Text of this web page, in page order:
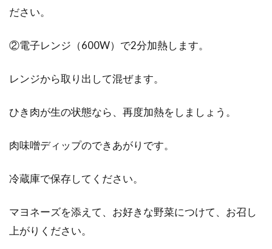
ださい。
②電子レンジ（600W）で2分加熱します。
レンジから取り出して混ぜます。
ひき肉が生の状態なら、再度加熱をしましょう。
肉味噌ディップのできあがりです。
冷蔵庫で保存してください。
マヨネーズを添えて、お好きな野菜につけて、お召し
上がりください。